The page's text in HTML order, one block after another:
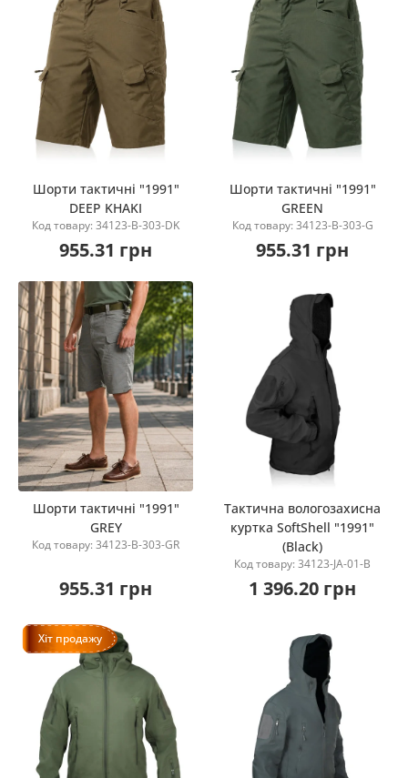
Купити
Шорти тактичні "1991"
DEEP KHAKI
Код товару: 34123-B-303-DK
955.31 грн
Купити
Шорти тактичні "1991"
GREEN
Код товару: 34123-B-303-G
955.31 грн
Купити
Шорти тактичні "1991"
GREY
Код товару: 34123-B-303-GR
955.31 грн
Купити
Тактична вологозахисна
куртка SoftShell "1991"
(Black)
Код товару: 34123-JA-01-B
1 396.20 грн
Хіт продажу